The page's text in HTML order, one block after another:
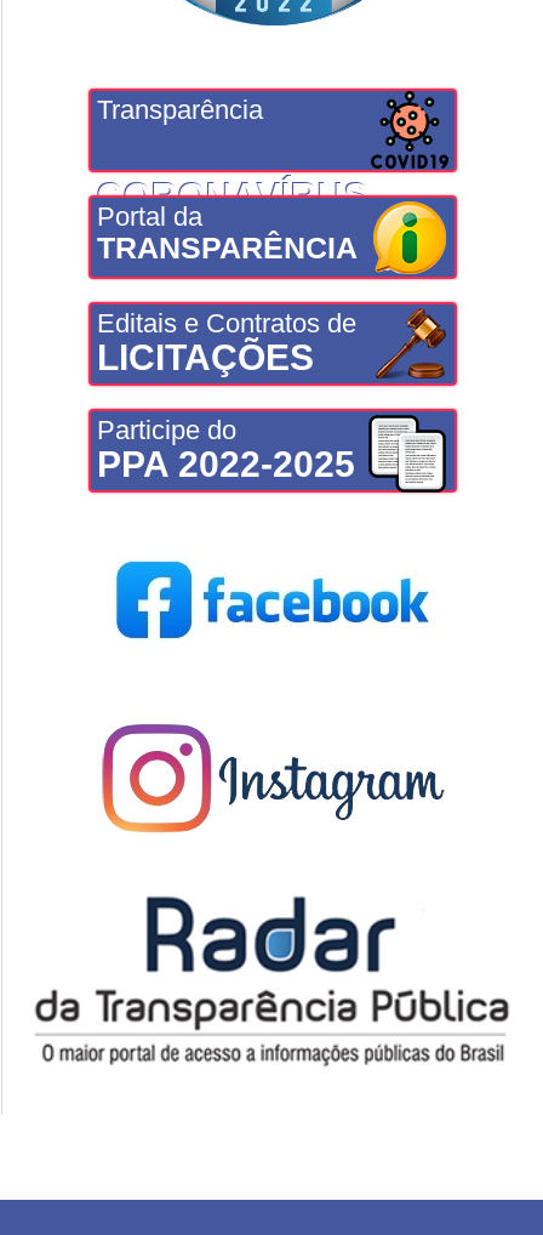
Transparência
CORONAVÍRUS
Portal da
TRANSPARÊNCIA
Editais e Contratos de
LICITAÇÕES
Participe do
PPA 2022-2025